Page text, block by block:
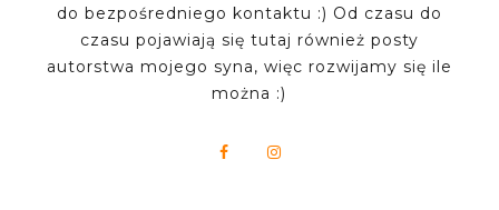
do bezpośredniego kontaktu :) Od czasu do
czasu pojawiają się tutaj również posty
autorstwa mojego syna, więc rozwijamy się ile
można :)